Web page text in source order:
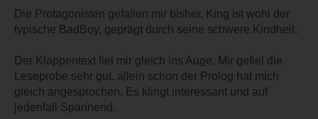
Die Protagonisten gefallen mir bisher, King ist wohl der
typische BadBoy, geprägt durch seine schwere Kindheit.
Der Klappentext fiel mir gleich ins Auge. Mir gefiel die
Leseprobe sehr gut, allein schon der Prolog hat mich
gleich angesprochen. Es klingt interessant und auf
jedenfall Spannend.